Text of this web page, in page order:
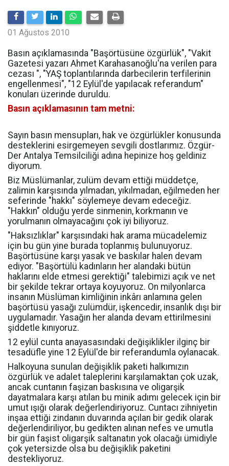
01 Ağustos 2010
Basın açıklamasında "Başörtüsüne özgürlük", "Vakit
Gazetesi yazarı Ahmet Karahasanoğlu'na verilen para
cezası ", "YAŞ toplantılarında darbecilerin terfilerinin
engellenmesi", "12 Eylül'de yapılacak referandum"
konuları üzerinde duruldu.
Basın açıklamasının tam metni:
Sayın basın mensupları, hak ve özgürlükler konusunda
desteklerini esirgemeyen sevgili dostlarımız. Özgür-
Der Antalya Temsilciliği adına hepinize hoş geldiniz
diyorum.
Biz Müslümanlar, zulüm devam ettiği müddetçe,
zalimin karşısında yılmadan, yıkılmadan, eğilmeden her
seferinde "hakkı" söylemeye devam edeceğiz.
"Hakkın" olduğu yerde sinmenin, korkmanın ve
yorulmanın olmayacağını çok iyi biliyoruz.
"Haksızlıklar" karşısındaki hak arama mücadelemiz
için bu gün yine burada toplanmış bulunuyoruz.
Başörtüsüne karşı yasak ve baskılar halen devam
ediyor. "Başörtülü kadınların her alandaki bütün
haklarını elde etmesi gerektiği" talebimizi açık ve net
bir şekilde tekrar ortaya koyuyoruz. On milyonlarca
insanın Müslüman kimliğinin inkârı anlamına gelen
başörtüsü yasağı zulümdür, işkencedir, insanlık dışı bir
uygulamadır. Yasağın her alanda devam ettirilmesini
şiddetle kınıyoruz.
12 eylül cunta anayasasındaki değişiklikler ilginç bir
tesadüfle yine 12 Eylül'de bir referandumla oylanacak.
Halkoyuna sunulan değişiklik paketi halkımızın
özgürlük ve adalet taleplerini karşılamaktan çok uzak,
ancak cuntanın faşizan baskısına ve oligarşik
dayatmalara karşı atılan bu minik adımı gelecek için bir
umut ışığı olarak değerlendiriyoruz. Cuntacı zihniyetin
inşaa ettiği zindanın duvarında açılan bir gedik olarak
değerlendiriliyor, bu gedikten alınan nefes ve umutla
bir gün faşist oligarşik saltanatın yok olacağı ümidiyle
çok yetersizde olsa bu değişiklik paketini
destekliyoruz.